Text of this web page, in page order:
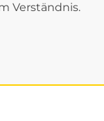
Verständnis.